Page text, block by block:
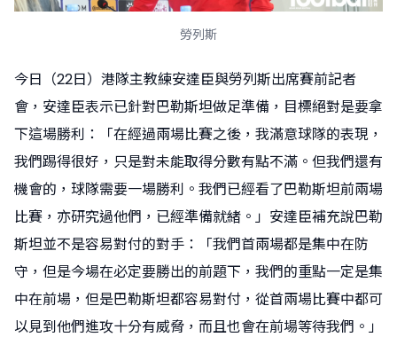
勞列斯
今日（22日）港隊主教練安達臣與勞列斯出席賽前記者
會，安達臣表示已針對巴勒斯坦做足準備，目標絕對是要拿
下這場勝利：「在經過兩場比賽之後，我滿意球隊的表現，
我們踢得很好，只是對未能取得分數有點不滿。但我們還有
機會的，球隊需要一場勝利。我們已經看了巴勒斯坦前兩場
比賽，亦研究過他們，已經準備就緒。」安達臣補充說巴勒
斯坦並不是容易對付的對手：「我們首兩場都是集中在防
守，但是今場在必定要勝出的前題下，我們的重點一定是集
中在前場，但是巴勒斯坦都容易對付，從首兩場比賽中都可
以見到他們進攻十分有威脅，而且也會在前場等待我們。」